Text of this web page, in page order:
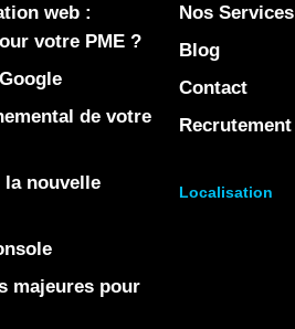
web :
votre PME ?
de votre
la nouvelle
majeures pour
Nos Services
Blog
Contact
Recrutement
Localisation